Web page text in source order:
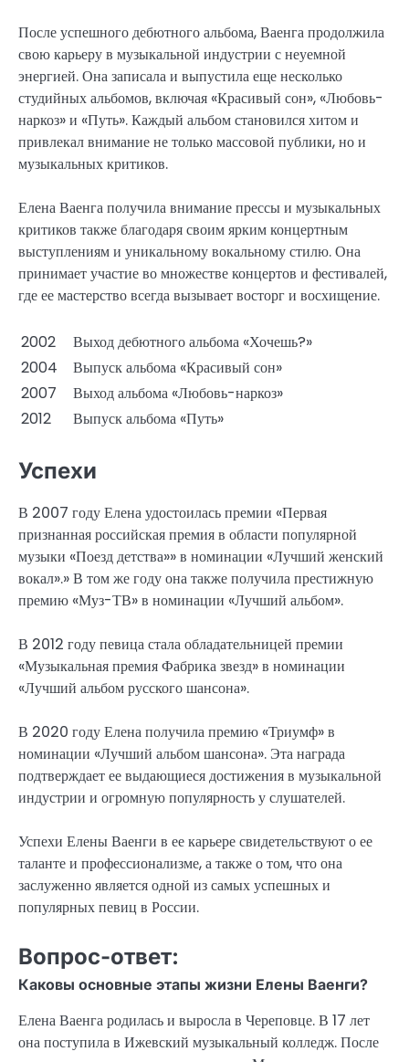
После успешного дебютного альбома, Ваенга продолжила
свою карьеру в музыкальной индустрии с неуемной
энергией. Она записала и выпустила еще несколько
студийных альбомов, включая «Красивый сон», «Любовь-
наркоз» и «Путь». Каждый альбом становился хитом и
привлекал внимание не только массовой публики, но и
музыкальных критиков.
Елена Ваенга получила внимание прессы и музыкальных
критиков также благодаря своим ярким концертным
выступлениям и уникальному вокальному стилю. Она
принимает участие во множестве концертов и фестивалей,
где ее мастерство всегда вызывает восторг и восхищение.
2002
Выход дебютного альбома «Хочешь?»
2004
Выпуск альбома «Красивый сон»
2007
Выход альбома «Любовь-наркоз»
2012
Выпуск альбома «Путь»
Успехи
В 2007 году Елена удостоилась премии «Первая
признанная российская премия в области популярной
музыки «Поезд детства»» в номинации «Лучший женский
вокал».» В том же году она также получила престижную
премию «Муз-ТВ» в номинации «Лучший альбом».
В 2012 году певица стала обладательницей премии
«Музыкальная премия Фабрика звезд» в номинации
«Лучший альбом русского шансона».
В 2020 году Елена получила премию «Триумф» в
номинации «Лучший альбом шансона». Эта награда
подтверждает ее выдающиеся достижения в музыкальной
индустрии и огромную популярность у слушателей.
Успехи Елены Ваенги в ее карьере свидетельствуют о ее
таланте и профессионализме, а также о том, что она
заслуженно является одной из самых успешных и
популярных певиц в России.
Вопрос-ответ:
Каковы основные этапы жизни Елены Ваенги?
Елена Ваенга родилась и выросла в Череповце. В 17 лет
она поступила в Ижевский музыкальный колледж. После